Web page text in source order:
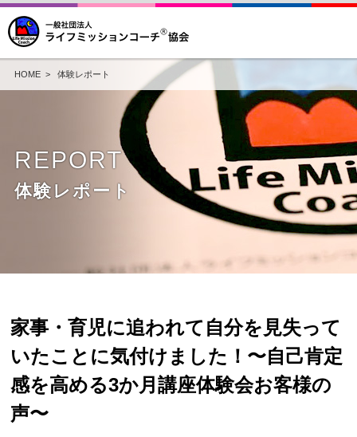
HOME> 体験レポート
REPORT
体験レポート
家事・育児に追われて自分を見失って
いたことに気付けました！〜自己肯定
感を高める3か月講座体験会お客様の
声〜